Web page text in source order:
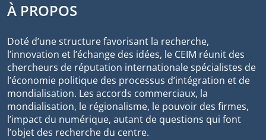
À PROPOS
Doté d’une structure favorisant la recherche,
l’innovation et l’échange des idées, le CEIM réunit des
chercheurs de réputation internationale spécialistes de
l’économie politique des processus d’intégration et de
mondialisation. Les accords commerciaux, la
mondialisation, le régionalisme, le pouvoir des firmes,
l’impact du numérique, autant de questions qui font
l’objet des recherche du centre.